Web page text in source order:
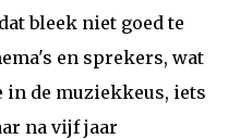
bleek niet goed te
en sprekers, wat
in de muziekkeus, iets
na vijf jaar